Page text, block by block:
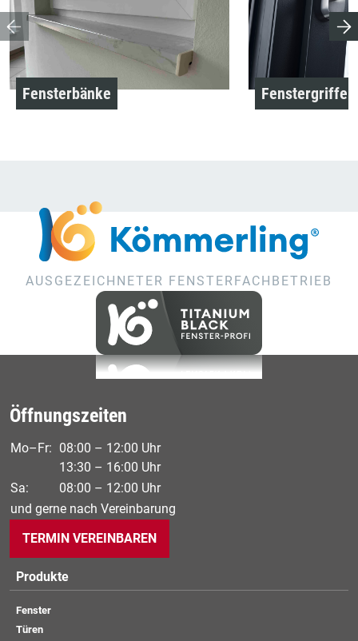
Fensterbänke Fenstergriffe
AUSGEZEICHNETER FENSTERFACHBETRIEB
Öffnungszeiten
Mo–Fr: 08:00 – 12:00 Uhr
13:30 – 16:00 Uhr
Sa:
08:00 – 12:00 Uhr
und gerne nach Vereinbarung
TERMIN VEREINBAREN
Produkte
Fenster
Türen